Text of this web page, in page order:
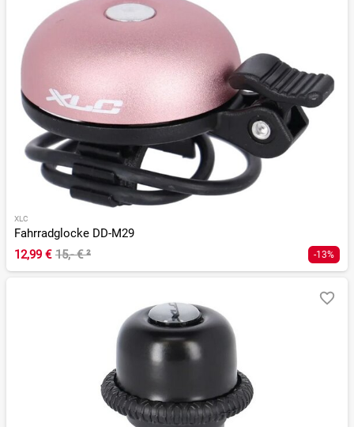
XLC
Fahrradglocke DD-M29
12,99 € 15,- €² -13%